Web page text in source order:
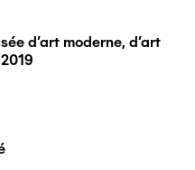
d'art moderne, d'art